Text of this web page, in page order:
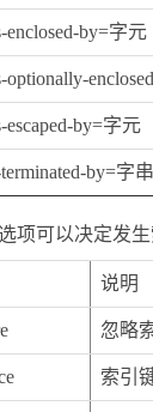
enclosed-by=字元
optionally-
escaped-by=字元
by=字串
项可以决定发
说明
忽略
索引